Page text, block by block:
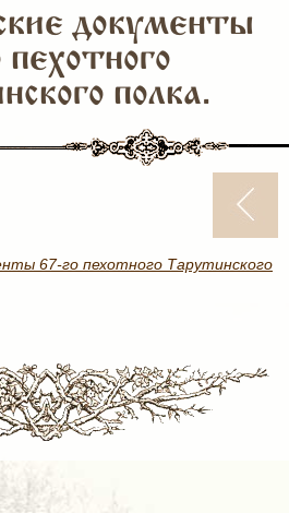
документы
пехотного
полка.
67-го пехотного Тарутинского